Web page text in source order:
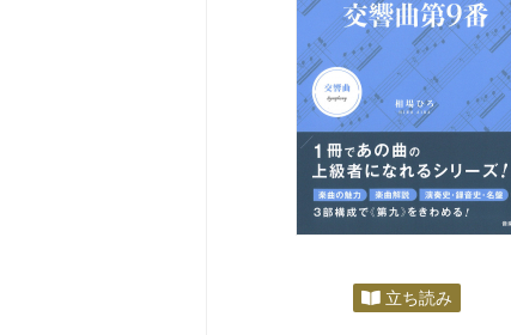
立ち読み